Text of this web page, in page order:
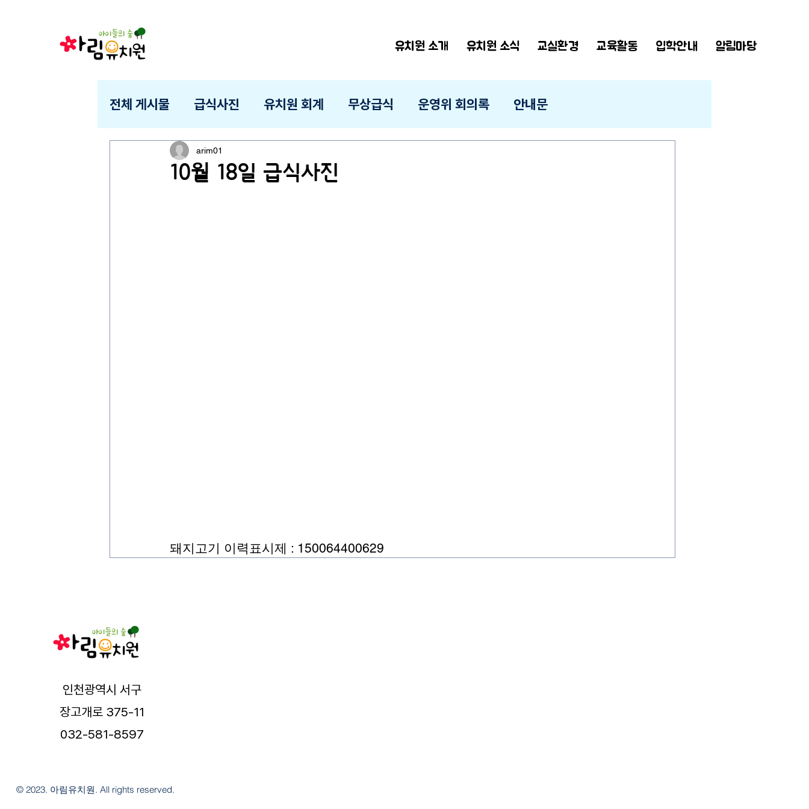
유치원 소개 유치원 소식 교실환경 교육활동 입학안내 알림마당
전체 게시물 급식사진 유치원 회계 무상급식 운영위 회의록 안내문
10월 18일 급식사진
arim01
돼지고기 이력표시제 : 150064400629
인천광역시 서구
장고개로 375-11
032-581-8597
© 2023. 아림유치원. All rights reserved.